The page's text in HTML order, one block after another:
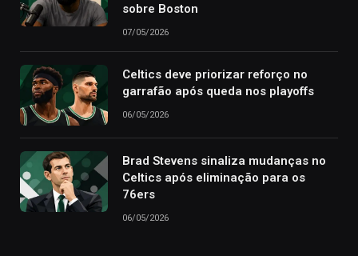
sobre Boston
07/05/2026
Celtics deve priorizar reforço no
garrafão após queda nos playoffs
06/05/2026
Brad Stevens sinaliza mudanças no
Celtics após eliminação para os
76ers
06/05/2026